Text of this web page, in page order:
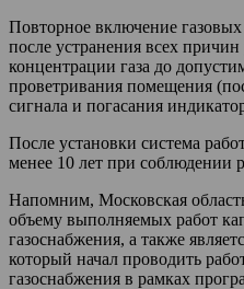
Повторное включение
после устранения всех
концентрации газа до
проветривания помещения
сигнала и погасания
После установки система
менее 10 лет при соблюдении
Напомним, Московская
объему выполняемых работ
газоснабжения, а также
который начал проводить
газоснабжения в рамках